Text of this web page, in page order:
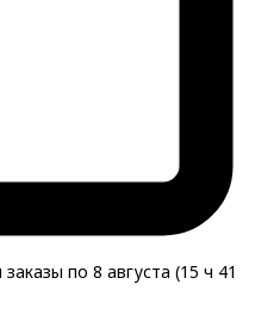
по 8 августа (15 ч 41